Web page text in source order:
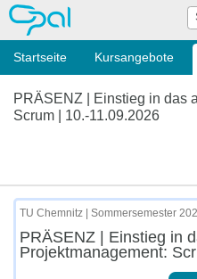
OPAL
Startseite Kursangebote
PRÄSENZ | Einstieg in das
Scrum | 10.-11.09.2026
TU Chemnitz | Sommersemester
PRÄSENZ | Einstieg in
Projektmanagement: